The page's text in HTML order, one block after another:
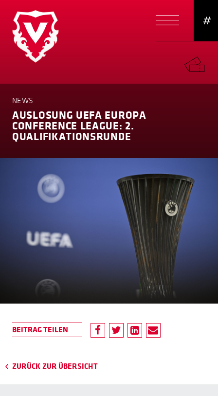
#
NEWS
AUSLOSUNG UEFA EUROPA
CONFERENCE LEAGUE: 2.
QUALIFI­KA­TI­ONSRUNDE
ZURÜCK ZUR ÜBERSICHT